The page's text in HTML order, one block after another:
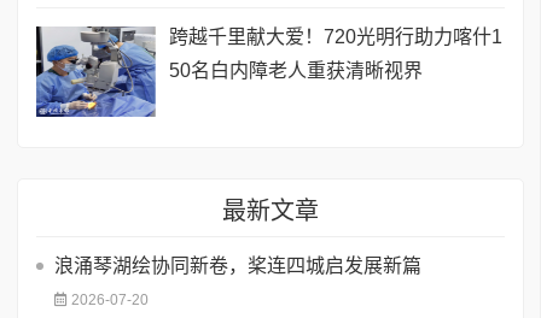
跨越千里献大爱！720光明行助力喀什1
50名白内障老人重获清晰视界
最新文章
浪涌琴湖绘协同新卷，桨连四城启发展新篇
2026-07-20